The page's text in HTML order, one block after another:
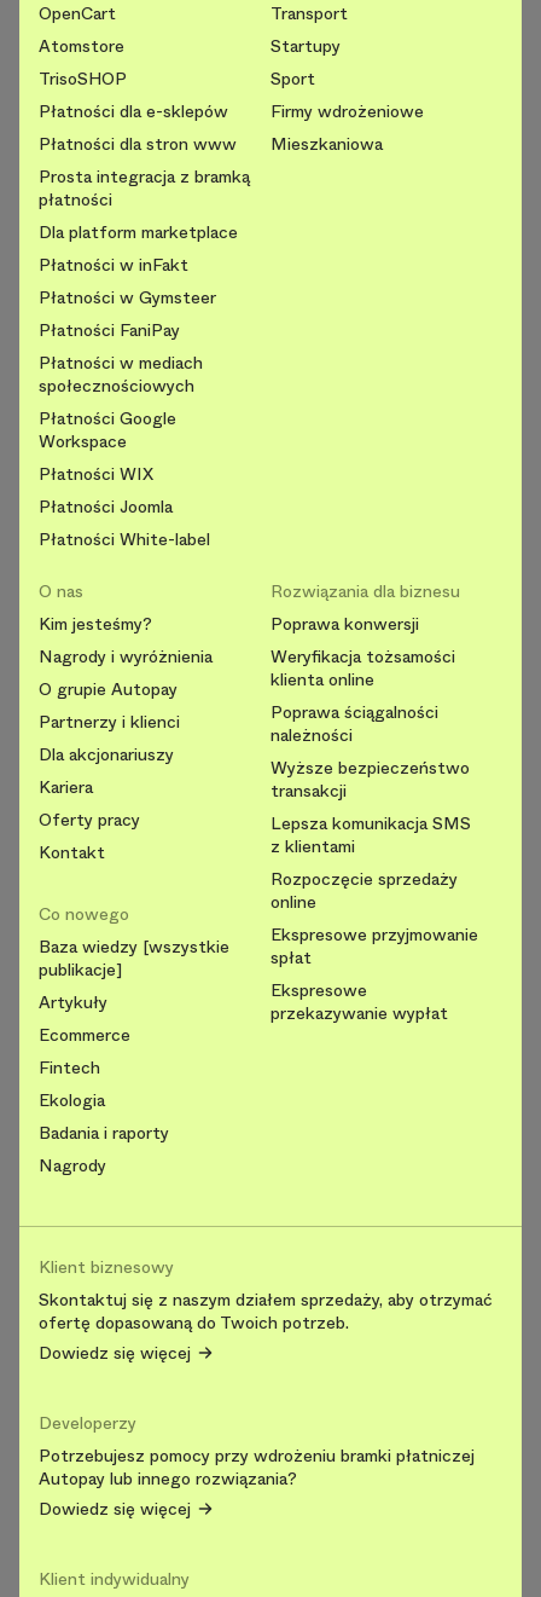
OpenCart
Atomstore
TrisoSHOP
Płatności dla e-sklepów
Płatności dla stron www
Prosta integracja z bramką
płatności
Dla platform marketplace
Płatności w inFakt
Płatności w Gymsteer
Płatności FaniPay
Płatności w mediach
społecznościowych
Płatności Google
Workspace
Płatności WIX
Płatności Joomla
Płatności White-label
Transport
Startupy
Sport
Firmy wdrożeniowe
Mieszkaniowa
O nas
Kim jesteśmy?
Nagrody i wyróżnienia
O grupie Autopay
Partnerzy i klienci
Dla akcjonariuszy
Kariera
Oferty pracy
Kontakt
Co nowego
Baza wiedzy [wszystkie
publikacje]
Artykuły
Ecommerce
Fintech
Ekologia
Badania i raporty
Nagrody
Rozwiązania dla biznesu
Poprawa konwersji
Weryfikacja tożsamości
klienta online
Poprawa ściągalności
należności
Wyższe bezpieczeństwo
transakcji
Lepsza komunikacja SMS
z klientami
Rozpoczęcie sprzedaży
online
Ekspresowe przyjmowanie
spłat
Ekspresowe
przekazywanie wypłat
Klient biznesowy
Skontaktuj się z naszym działem sprzedaży, aby otrzymać
ofertę dopasowaną do Twoich potrzeb.
Dowiedz się więcej
Developerzy
Potrzebujesz pomocy przy wdrożeniu bramki płatniczej
Autopay lub innego rozwiązania?
Dowiedz się więcej
Klient indywidualny